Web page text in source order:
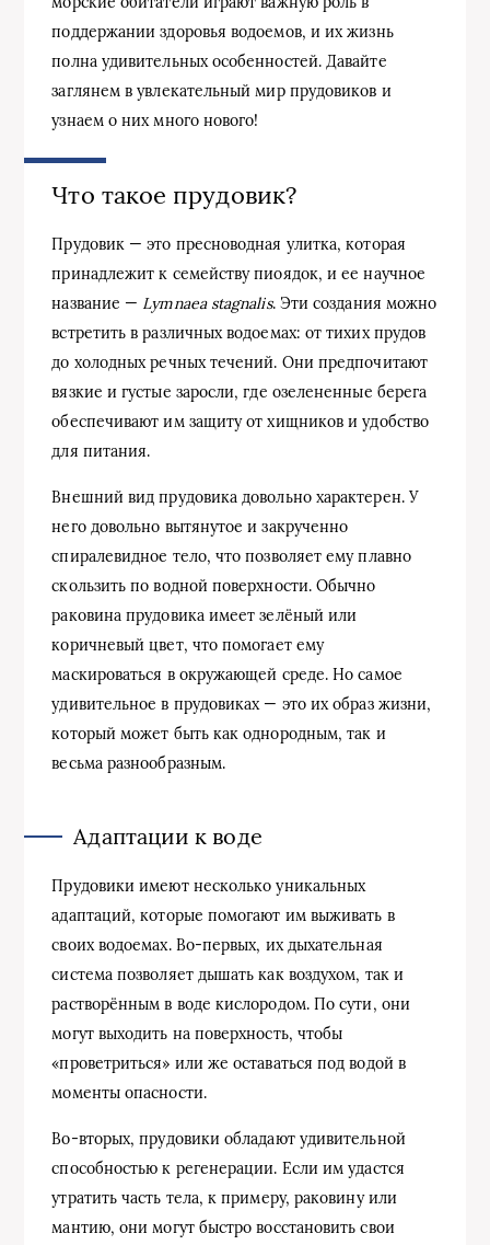
поддержании здоровья водоемов, и их жизнь
полна удивительных особенностей. Давайте
заглянем в увлекательный мир прудовиков и
узнаем о них много нового!
Что такое прудовик?
Прудовик — это пресноводная улитка, которая
принадлежит к семейству пиоядок, и ее научное
название — Lymnaea stagnalis. Эти создания можно
встретить в различных водоемах: от тихих прудов
до холодных речных течений. Они предпочитают
вязкие и густые заросли, где озелененные берега
обеспечивают им защиту от хищников и удобство
для питания.
Внешний вид прудовика довольно характерен. У
него довольно вытянутое и закрученно
спиралевидное тело, что позволяет ему плавно
скользить по водной поверхности. Обычно
раковина прудовика имеет зелёный или
коричневый цвет, что помогает ему
маскироваться в окружающей среде. Но самое
удивительное в прудовиках — это их образ жизни,
который может быть как однородным, так и
весьма разнообразным.
Адаптации к воде
Прудовики имеют несколько уникальных
адаптаций, которые помогают им выживать в
своих водоемах. Во-первых, их дыхательная
система позволяет дышать как воздухом, так и
растворённым в воде кислородом. По сути, они
могут выходить на поверхность, чтобы
«проветриться» или же оставаться под водой в
моменты опасности.
Во-вторых, прудовики обладают удивительной
способностью к регенерации. Если им удастся
утратить часть тела, к примеру, раковину или
мантию, они могут быстро восстановить свои